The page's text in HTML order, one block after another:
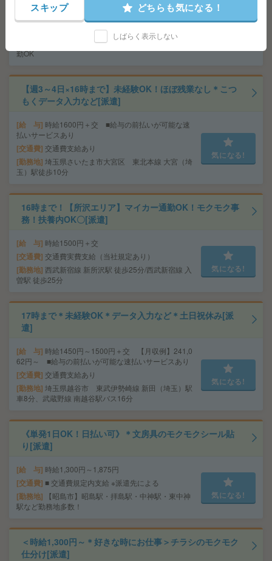
交通費支給有り
みどりの駅～徒歩20分 ※車通勤・バイク通
勤OK
【週3～4日×16時まで】未経験OK！ほぼ残業なし＊こつ
もくデータ入力など[派遣]
給 与 時給1600円＋交 ■給与の前払いが可能な速
払いサービスあり
交通費 交通費支給あり
勤務地 埼玉県さいたま市大宮区 東北本線 大宮（埼
玉）駅徒歩10分
気になる!
16時まで！【所沢エリア】マイカー通勤OK！モクモク事
務！扶養内OK〇[派遣]
給 与 時給1500円＋交
交通費 交通費実費支給（当社規定あり）
勤務地 西武新宿線 新所沢駅 徒歩25分/西武新宿線 入
曽駅 徒歩25分
気になる!
17時まで＊未経験OK＊データ入力など＊土日祝休み[派
遣]
給 与 時給1450円～1500円＋交 【月収例】241,0
62円～ ■給与の前払いが可能な速払いサービスあり
交通費 交通費支給あり
勤務地 埼玉県越谷市 東武伊勢崎線 新田（埼玉）駅
車8分、武蔵野線 南越谷駅バス16分
気になる!
《単発1日OK！日払い可》＊文房具のモクモクシール貼
り[派遣]
給 与 時給1,300円～1,875円
交通費 ■ 交通費規定内支給 ※派遣先による
勤務地
【昭島市】昭島駅・拝島駅・中神駅・東中神
駅など勤務地多数！
気になる!
＜時給1,300円～＊好きな時にお仕事＞チラシのモクモク
仕分け[派遣]
スキップ どちらも気になる！
しばらく表示しない